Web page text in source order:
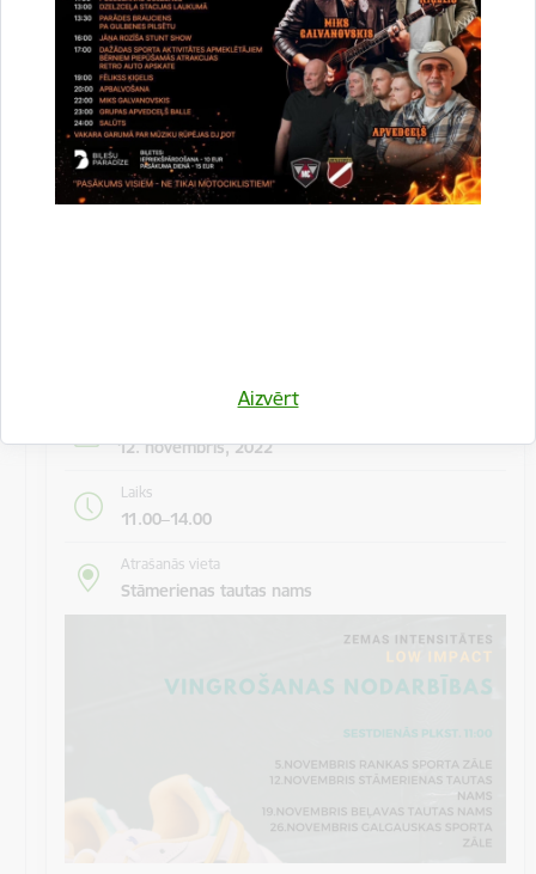
Aizvērt
12. novembris, 2022
Laiks
11.00–14.00
Atrašanās vieta
Stāmerienas tautas nams